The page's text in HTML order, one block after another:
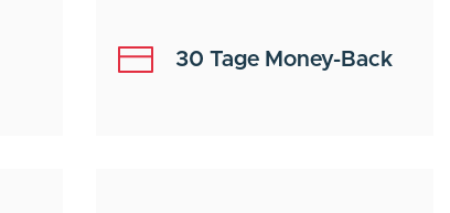
30 Tage Money-Back